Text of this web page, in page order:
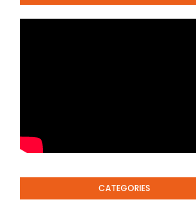
CATEGORIES